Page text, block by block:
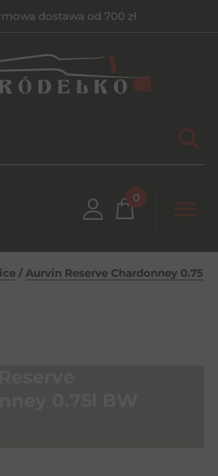
dostawa od 700 zł
0
/ Aurvin Reserve Chardonney 0.75l